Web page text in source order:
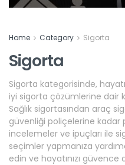
Home Category Sigorta
Sigorta
Sigorta kategorisinde,
iyi sigorta çözümlerine dair
Sağlık sigortasından araç
güvenliği poliçelerine kadar
incelemeler ve ipuçları ile
seçimler yapmanıza
edin ve hayatınızı güvence